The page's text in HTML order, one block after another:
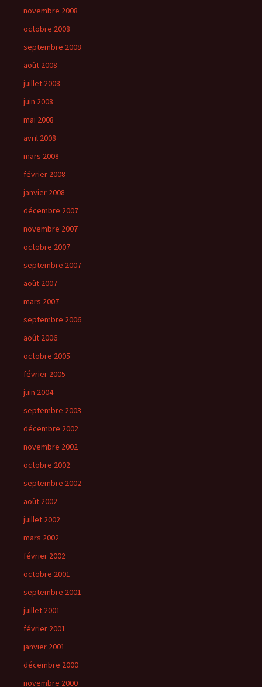
novembre 2008
octobre 2008
septembre 2008
août 2008
juillet 2008
juin 2008
mai 2008
avril 2008
mars 2008
février 2008
janvier 2008
décembre 2007
novembre 2007
octobre 2007
septembre 2007
août 2007
mars 2007
septembre 2006
août 2006
octobre 2005
février 2005
juin 2004
septembre 2003
décembre 2002
novembre 2002
octobre 2002
septembre 2002
août 2002
juillet 2002
mars 2002
février 2002
octobre 2001
septembre 2001
juillet 2001
février 2001
janvier 2001
décembre 2000
novembre 2000